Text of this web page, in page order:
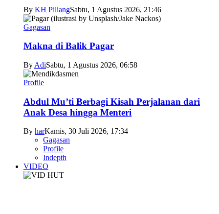
By KH PiliangSabtu, 1 Agustus 2026, 21:46
Gagasan
Makna di Balik Pagar
By AdiSabtu, 1 Agustus 2026, 06:58
Profile
Abdul Mu’ti Berbagi Kisah Perjalanan dari
Anak Desa hingga Menteri
By harKamis, 30 Juli 2026, 17:34
Gagasan
Profile
Indepth
VIDEO